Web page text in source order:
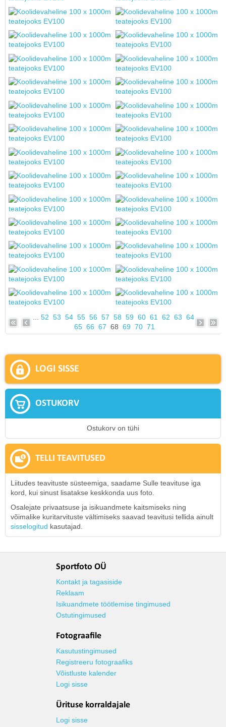
52 53 54 55 56 57 58 59 60 61 62 63 64
65 66 67 68 69 70 71
LOGI SISSE
OSTUKORV
Ostukorv on tühi
TELLI TEAVITUSED
Liitudes teavituste süsteemiga, saadame Sulle teavituse iga
kord, kui sinust lisatakse keskkonda uus foto.
Osalejate privaatsuse ja isikuandmete kaitsmiseks ning
võimalike kuritarvituste vältimiseks saavad teavitusi tellida ainult
sisselogitud kasutajad.
Sportfoto OÜ
Kontakt ja tagasiside
Reklaam
Isikuandmete töötlemise tingimused
Ostutingimused
Fotograafile
Kasutustingimused
Registreeru fotograafiks
Võistluste kalender
Logi sisse
Ürituse korraldajale
Logi sisse